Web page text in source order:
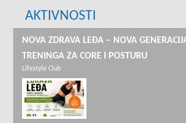
AKTIVNOSTI
NOVA ZDRAVA LEĐA – NOVA
TRENINGA ZA CORE I POSTURU
Lifestyle Club